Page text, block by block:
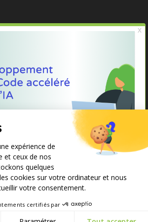
expérience de
et ceux de nos
quelques
cookies sur votre ordinateur et nous
votre consentement.
certifiés par
ACTUALITÉS
« Développement Low-Code accéléré :
développements sur mesure avec
de l’IA et Anakeen AP4 »
d’un partenariat commercial et
entre Anakeen & BQube : une
à la conquête de nouveaux
réservés